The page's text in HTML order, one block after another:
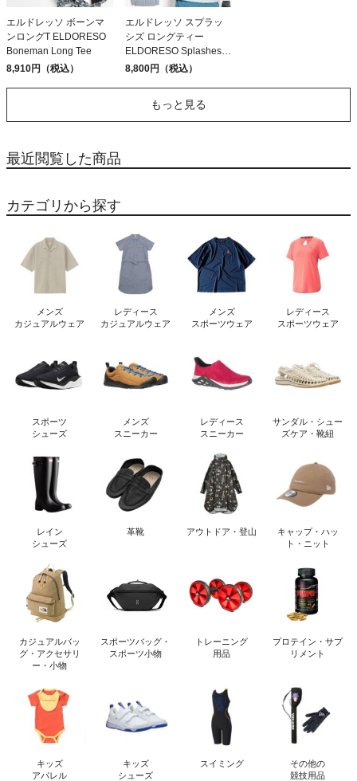
エルドレッソ ボーンマ
ンロングT ELDORESO
Boneman Long Tee
8,910円（税込）
エルドレッソ スプラッ
シズ ロングティー
ELDORESO Splashes
Long Tee
8,800円（税込）
もっと見る
最近閲覧した商品
カテゴリから探す
メンズ
カジュアルウェア
レディース
カジュアルウェア
メンズ
スポーツウェア
レディース
スポーツウェア
スポーツ
シューズ
メンズ
スニーカー
レディース
スニーカー
サンダル・シュー
ズケア・靴紐
レイン
シューズ
革靴 アウトドア・登山
キャップ・ハッ
ト・ニット
カジュアルバッ
グ・アクセサリ
ー・小物
スポーツバッグ・
スポーツ小物
トレーニング
用品
プロテイン・サプ
リメント
キッズ
アパレル
キッズ
シューズ
スイミング
その他の
競技用品